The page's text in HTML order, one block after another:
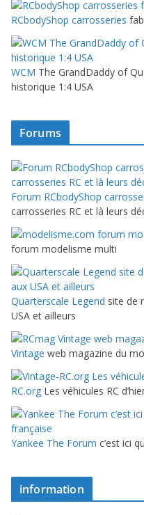
RCbodyShop carrosseries
WCM The GrandDaddy of
historique 1:4 USA
Forums
Forum RCbodyShop
carrosseries RC et là leurs
forum modelisme multi
Quarterscale Legend site de
USA et ailleurs
Vintage web magazine du
RC.org Les véhicules RC
Yankee The Forum c’est ici
information